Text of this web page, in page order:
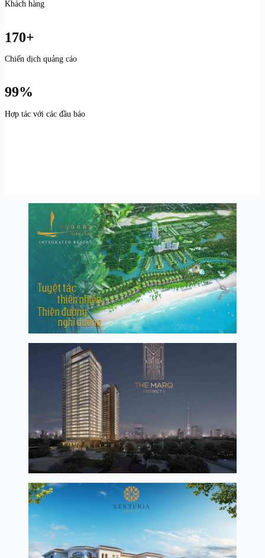
Khách hàng
170+
Chiến dịch quảng cáo
99%
Hợp tác với các đầu báo